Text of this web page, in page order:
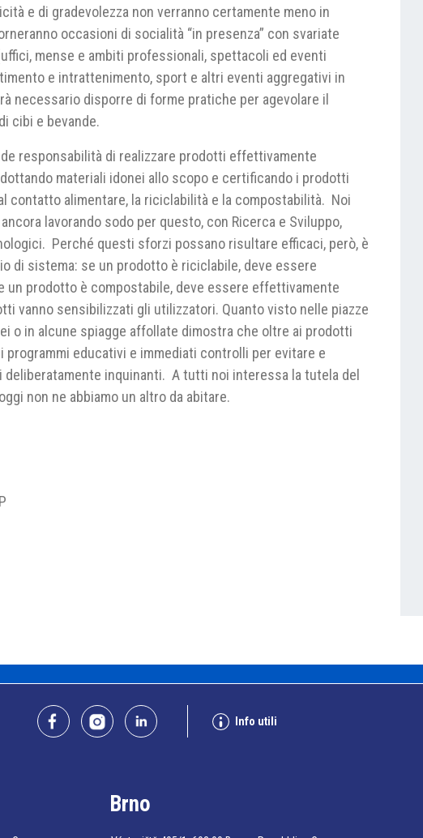
e di gradevolezza non verranno certamente meno in
occasioni di socialità “in presenza” con svariate
mense e ambiti professionali, spettacoli ed eventi
e intrattenimento, sport e altri eventi aggregativi in
necessario disporre di forme pratiche per agevolare il
cibi e bevande.
responsabilità di realizzare prodotti effettivamente
materiali idonei allo scopo e certificando i prodotti
contatto alimentare, la riciclabilità e la compostabilità. Noi
lavorando sodo per questo, con Ricerca e Sviluppo,
Perché questi sforzi possano risultare efficaci, però, è
di sistema: se un prodotto è riciclabile, deve essere
prodotto è compostabile, deve essere effettivamente
vanno sensibilizzati gli utilizzatori. Quanto visto nelle piazze
o in alcune spiagge affollate dimostra che oltre ai prodotti
educativi e immediati controlli per evitare e
deliberatamente inquinanti. A tutti noi interessa la tutela del
non ne abbiamo un altro da abitare.
Info utili
Brno